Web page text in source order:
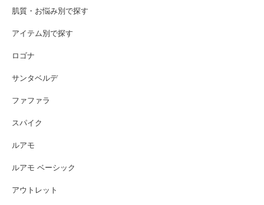
肌質・お悩み別で探す
アイテム別で探す
ロゴナ
サンタベルデ
ファファラ
スパイク
ルアモ
ルアモ ベーシック
アウトレット